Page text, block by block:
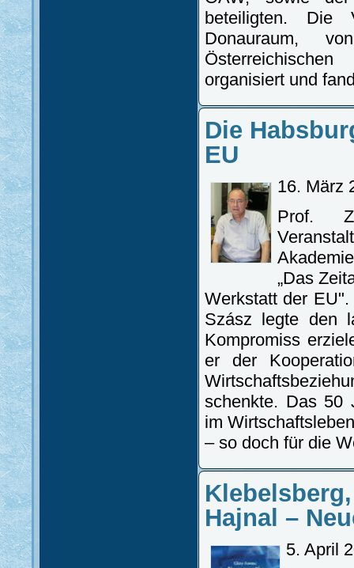
beteiligten. Die
Donauraum,
organisiert und
Die
EU
16. März
Prof.
„Das
Werkstatt der
Szász legte den
Kompromiss
er der
schenkte. Das 50
im
– so doch für die
Hajnal –
5. April